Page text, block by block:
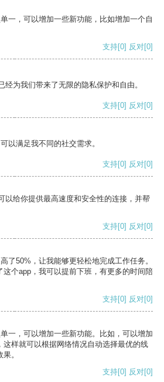
一，可以增加一些新功能，比如增加一个自
支持[0] 反对[0]
为我们带来了无限的隐私保护和自由。
支持[0] 反对[0]
以满足我不同的社交需求。
支持[0] 反对[0]
以给你提供最高速度和安全性的连接，并帮
支持[0] 反对[0]
了50%，让我能够更轻松地完成工作任务。
个app，我可以提前下班，有更多的时间陪
支持[0] 反对[0]
一，可以增加一些新功能。比如，可以增加
这样就可以根据网络情况自动选择最优的线
。
支持[0] 反对[0]